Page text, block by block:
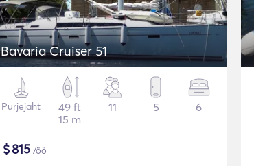
Bavaria Cruiser 51
Purjejaht
49 ft
15 m
11 5 6
$815 /öö